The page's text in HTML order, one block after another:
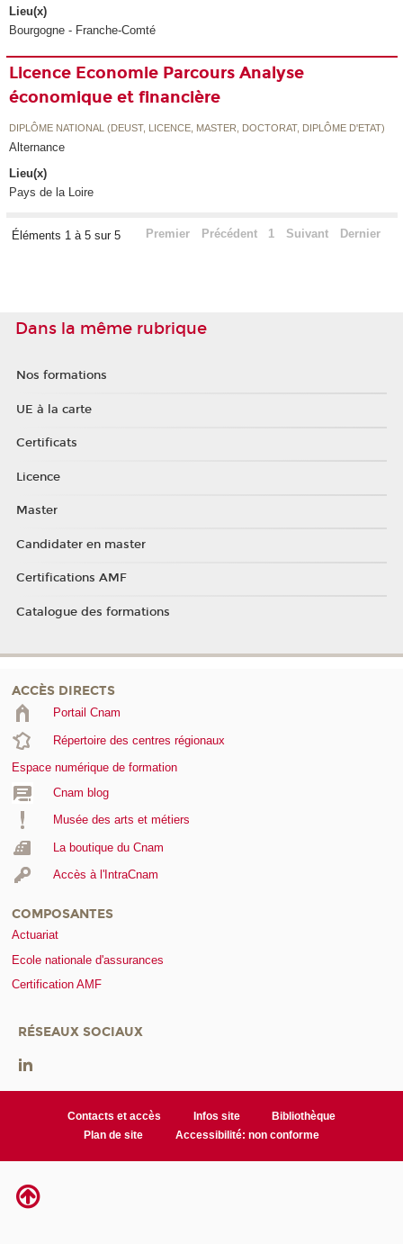
Lieu(x)
Bourgogne - Franche-Comté
Licence Economie Parcours Analyse
économique et financière
DIPLÔME NATIONAL (DEUST, LICENCE, MASTER, DOCTORAT, DIPLÔME D'ETAT)
Alternance
Lieu(x)
Pays de la Loire
Éléments 1 à 5 sur 5 Premier Précédent 1 Suivant Dernier
Dans la même rubrique
Nos formations
UE à la carte
Certificats
Licence
Master
Candidater en master
Certifications AMF
Catalogue des formations
ACCÈS DIRECTS
Portail Cnam
Répertoire des centres régionaux
Espace numérique de formation
Cnam blog
Musée des arts et métiers
La boutique du Cnam
Accès à l'IntraCnam
COMPOSANTES
Actuariat
Ecole nationale d'assurances
Certification AMF
RÉSEAUX SOCIAUX
Contacts et accès Infos site
Bibliothèque
Plan de site
Accessibilité: non conforme